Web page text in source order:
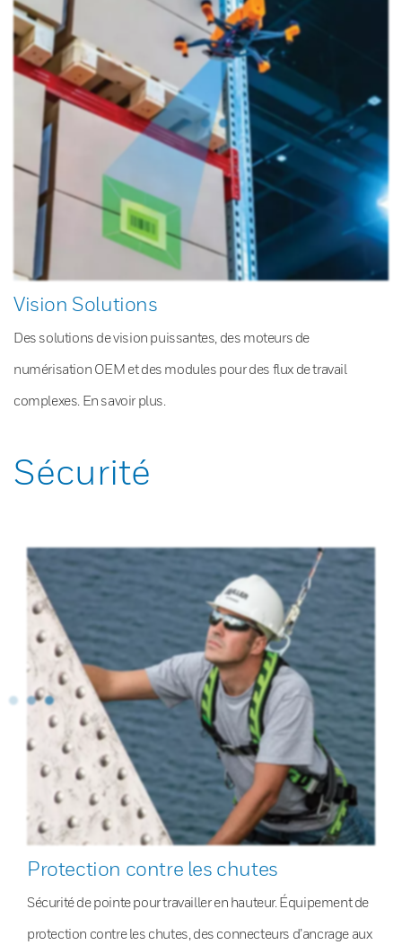
Vision Solutions
Des solutions de vision puissantes, des moteurs de
numérisation OEM et des modules pour des flux de travail
complexes. En savoir plus.
Sécurité
Protection contre les chutes
Sécurité de pointe pour travailler en hauteur. Équipement de
protection contre les chutes, des connecteurs d’ancrage aux